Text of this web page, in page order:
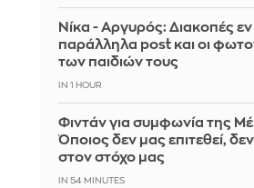
Νίκα - Αργυρός: Διακοπές
παράλληλα post και οι
των παιδιών τους
IN 1 HOUR
Φιντάν για συμφωνία της
Όποιος δεν μας επιτεθεί, δεν
στον στόχο μας
IN 54 MINUTES